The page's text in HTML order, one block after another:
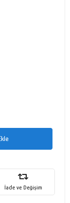
İade ve Değişim